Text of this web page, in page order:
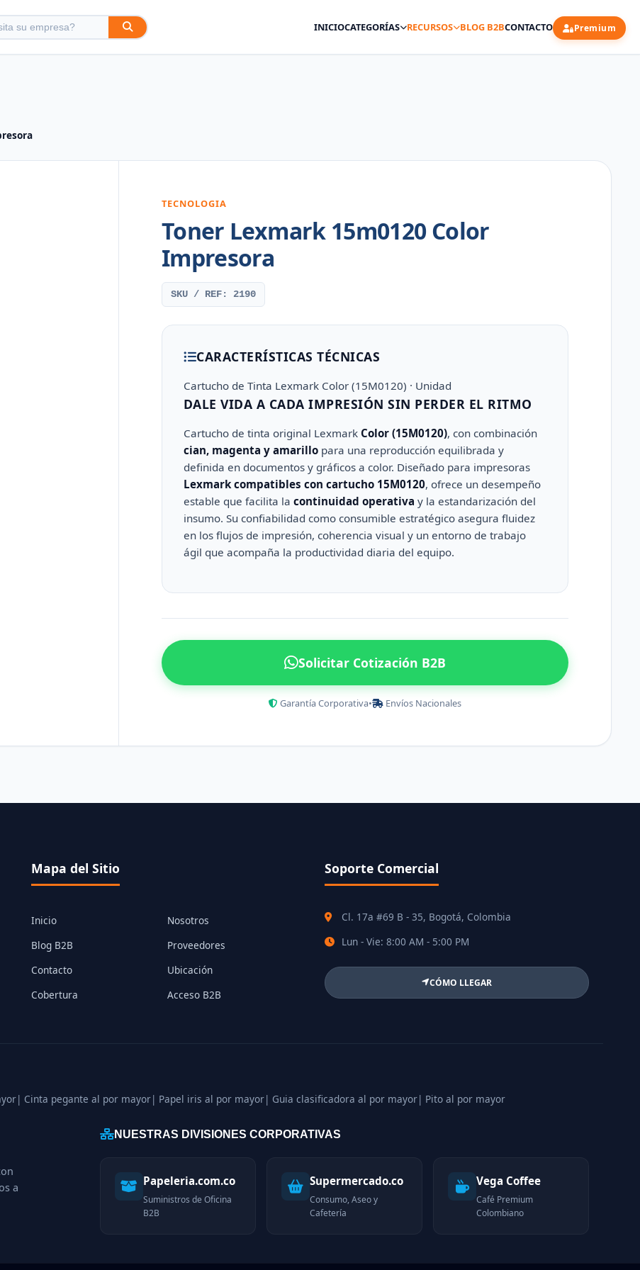
INICIOCATEGORÍAS RECURSOS BLOG B2BCONTACTO Premium
TECNOLOGIA
Toner Lexmark 15m0120 Color
Impresora
SKU / REF: 2190
CARACTERÍSTICAS TÉCNICAS
Cartucho de Tinta Lexmark Color (15M0120) · Unidad
DALE VIDA A CADA IMPRESIÓN SIN PERDER EL RITMO
Cartucho de tinta original Lexmark Color (15M0120), con combinación
cian, magenta y amarillopara una reproducción equilibrada y
definida en documentos y gráficos a color. Diseñado para impresoras
Lexmark compatibles con cartucho 15M0120, ofrece un desempeño
estable que facilita la continuidad operativa y la estandarización del
insumo. Su confiabilidad como consumible estratégico asegura fluidez
en los flujos de impresión, coherencia visual y un entorno de trabajo
ágil que acompaña la productividad diaria del equipo.
Solicitar Cotización B2B
Garantía Corporativa• Envíos Nacionales
Mapa del Sitio
Inicio
Nosotros
Blog B2B
Proveedores
Contacto
Ubicación
Cobertura
Acceso B2B
Soporte Comercial
Cl. 17a #69 B - 35, Bogotá, Colombia
Lun - Vie: 8:00 AM - 5:00 PM
CÓMO LLEGAR
| Cinta pegante al por mayor| Papel iris al por mayor| Guia clasificadora al por mayor| Pito al por mayor
a
NUESTRAS DIVISIONES CORPORATIVAS
Papeleria.com.co
Suministros de Oficina
B2B
Supermercado.co
Consumo, Aseo y
Cafetería
Vega Coffee
Café Premium
Colombiano